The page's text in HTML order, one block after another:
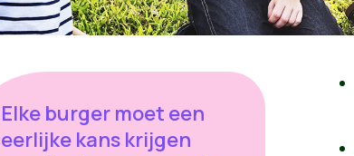
Elke burger moet een
eerlijke kans krijgen